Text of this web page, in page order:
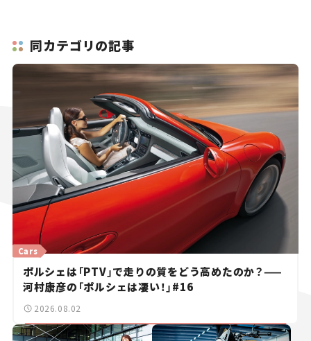
同カテゴリの記事
ポルシェは「PTV」で走りの質をどう高めたのか？——
河村康彦の「ポルシェは凄い！」#16
Cars
2026.08.02